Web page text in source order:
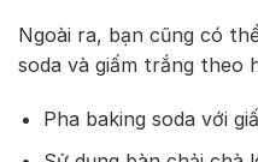
Ngoài ra, bạn cũng có
soda và giấm trắng theo
Pha baking soda với